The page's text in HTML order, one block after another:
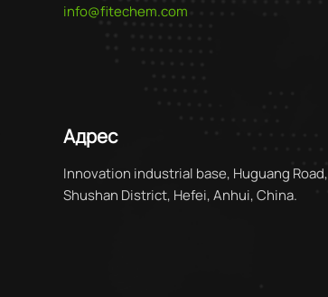
info@fitechem.com
Адрес
Innovation industrial base, Huguang Road,
Shushan District, Hefei, Anhui, China.